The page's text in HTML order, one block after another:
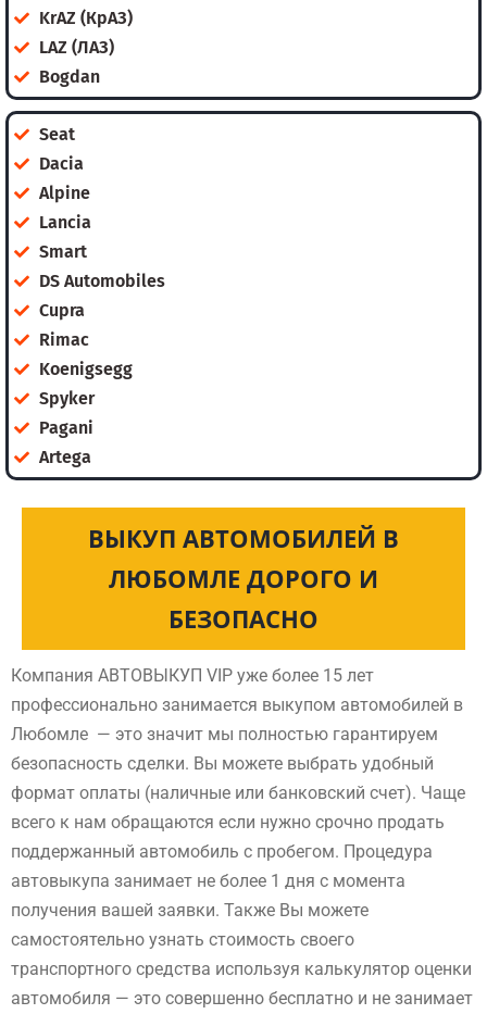
KrAZ (КрАЗ)
LAZ (ЛАЗ)
Bogdan
Seat
Dacia
Alpine
Lancia
Smart
DS Automobiles
Cupra
Rimac
Koenigsegg
Spyker
Pagani
Artega
ВЫКУП АВТОМОБИЛЕЙ В
ЛЮБОМЛЕ ДОРОГО И
БЕЗОПАСНО
Компания АВТОВЫКУП VIP уже более 15 лет
профессионально занимается выкупом автомобилей в
Любомле — это значит мы полностью гарантируем
безопасность сделки. Вы можете выбрать удобный
формат оплаты (наличные или банковский счет). Чаще
всего к нам обращаются если нужно срочно продать
поддержанный автомобиль с пробегом. Процедура
автовыкупа занимает не более 1 дня с момента
получения вашей заявки. Также Вы можете
самостоятельно узнать стоимость своего
транспортного средства используя калькулятор оценки
автомобиля — это совершенно бесплатно и не занимает